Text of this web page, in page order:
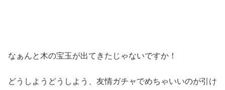
なぁんと木の宝玉が出てきたじゃないですか！
どうしようどうしよう、友情ガチャでめちゃいいのが引け